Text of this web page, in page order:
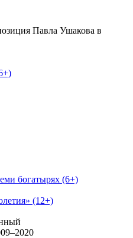
Павла Ушакова в
богатырях (6+)
(12+)